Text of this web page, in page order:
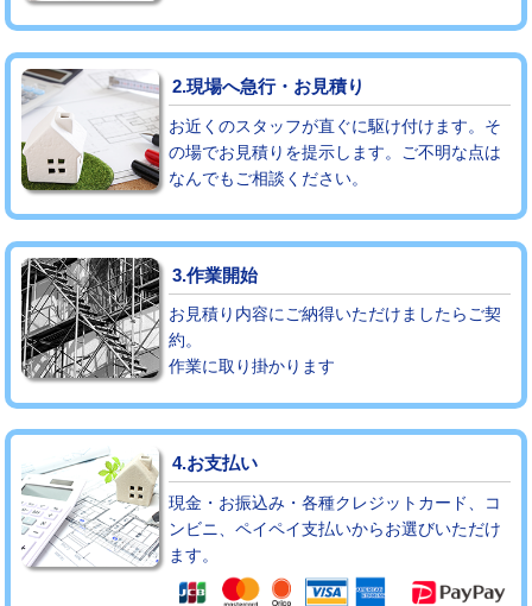
モルタル補修（厚さ10㎝超え） 38,500円
追加人工 16,500円
廃棄・処分 現場見積
※給水管工事は20mmまでの価格です。
2.現場へ急行・お見積り
お近くのスタッフが直ぐに駆け付けます。そ
の場でお見積りを提示します。ご不明な点は
なんでもご相談ください。
3.作業開始
お見積り内容にご納得いただけましたらご契
約。
作業に取り掛かります
4.お支払い
現金・お振込み・各種クレジットカード、コ
ンビニ、ペイペイ支払いからお選びいただけ
ます。